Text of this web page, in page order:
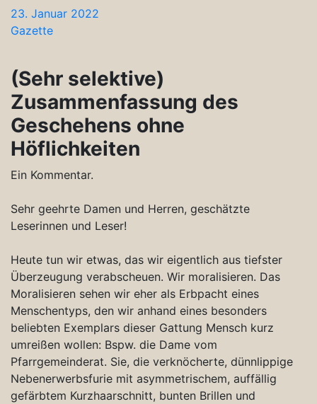
23. Januar 2022
Gazette
(Sehr selektive)
Zusammenfassung des
Geschehens ohne
Höflichkeiten
Ein Kommentar.
Sehr geehrte Damen und Herren, geschätzte
Leserinnen und Leser!
Heute tun wir etwas, das wir eigentlich aus tiefster
Überzeugung verabscheuen. Wir moralisieren. Das
Moralisieren sehen wir eher als Erbpacht eines
Menschentyps, den wir anhand eines besonders
beliebten Exemplars dieser Gattung Mensch kurz
umreißen wollen: Bspw. die Dame vom
Pfarrgemeinderat. Sie, die verknöcherte, dünnlippige
Nebenerwerbsfurie mit asymmetrischem, auffällig
gefärbtem Kurzhaarschnitt, bunten Brillen und